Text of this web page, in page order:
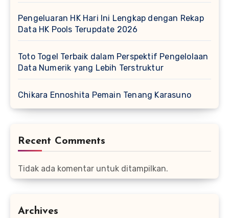
Pengeluaran HK Hari Ini Lengkap dengan Rekap
Data HK Pools Terupdate 2026
Toto Togel Terbaik dalam Perspektif Pengelolaan
Data Numerik yang Lebih Terstruktur
Chikara Ennoshita Pemain Tenang Karasuno
Recent Comments
Tidak ada komentar untuk ditampilkan.
Archives